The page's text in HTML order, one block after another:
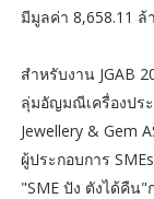
มีมูลค่า 8,658.11
สำหรับงาน JGAB
ลุ่มอัญมณีเครื่องปร
Jewellery & Gem
ผู้ประกอบการ
"SME ปัง ตังได้คืน